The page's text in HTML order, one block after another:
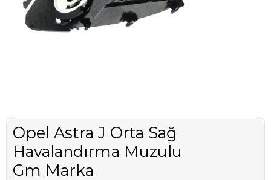
Opel Astra J Orta Sağ
Havalandırma Muzulu
Gm Marka